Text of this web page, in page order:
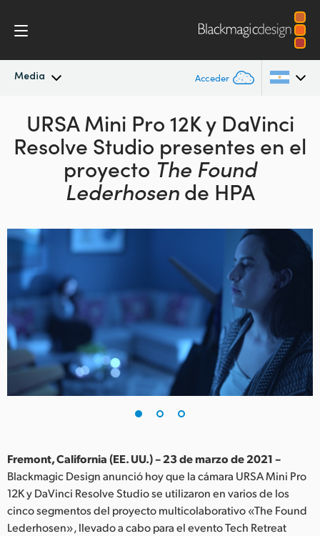
Media Acceder
Novedades
Archivo
Argentina
Australia
Austria
Denmark
France
Germany
India
Italy
Japan
URSA Mini Pro 12K y DaVinci
Resolve Studio presentes en el
proyecto The Found
Lederhosende HPA
Fremont, California (EE. UU.) – 23 de marzo de 2021 –
Blackmagic Design anunció hoy que la cámara URSA Mini Pro
12K y DaVinci Resolve Studio se utilizaron en varios de los
cinco segmentos del proyecto multicolaborativo «The Found
Lederhosen», llevado a cabo para el evento Tech Retreat